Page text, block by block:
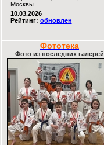
Москвы
10.03.2026
Рейтинг: обновлен
Фототека
Фото из последних галерей